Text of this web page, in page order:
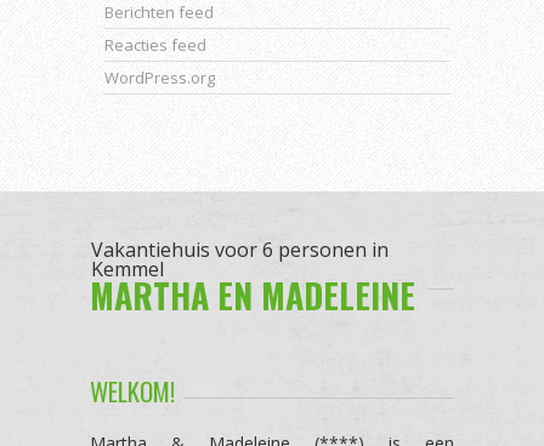
Berichten feed
Reacties feed
WordPress.org
Vakantiehuis voor 6 personen in
Kemmel
MARTHA EN MADELEINE
WELKOM!